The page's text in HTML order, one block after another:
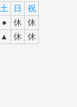
土 日
祝
● 休
休
▲ 休
休